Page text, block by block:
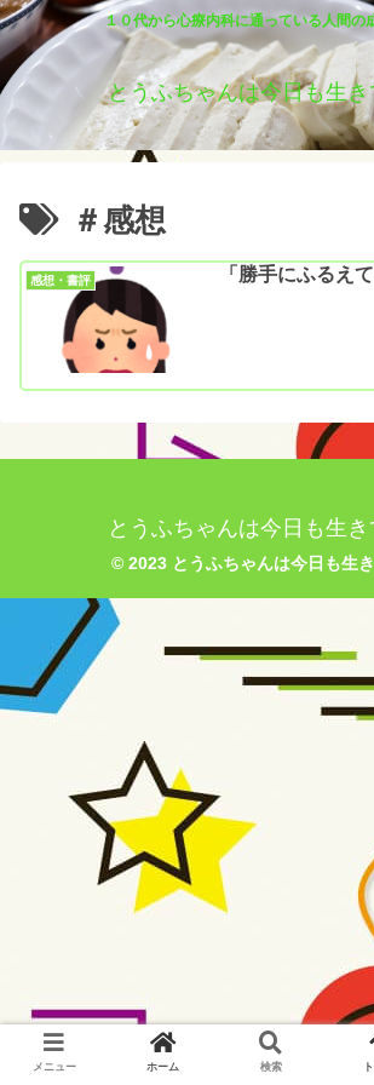
１０代から心療内科に通っている人間の
とうふちゃんは今日も生き
＃感想
感想・書評 「勝手にふるえ
とうふちゃんは今日も生
© 2023 とうふちゃんは今日も生
メニュー ホーム 検索